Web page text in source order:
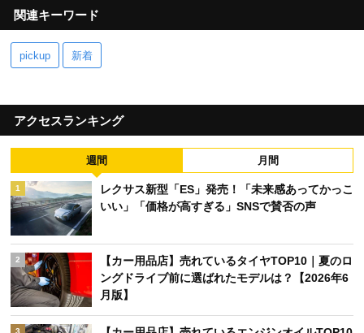
関連キーワード
pickup 新着
アクセスランキング
週間 月間
1
レクサス新型「ES」発売！「未来感あってかっこ
いい」「価格が高すぎる」SNSで賛否の声
2
【カー用品店】売れているタイヤTOP10｜夏のロ
ングドライブ前に選ばれたモデルは？【2026年6
月版】
3